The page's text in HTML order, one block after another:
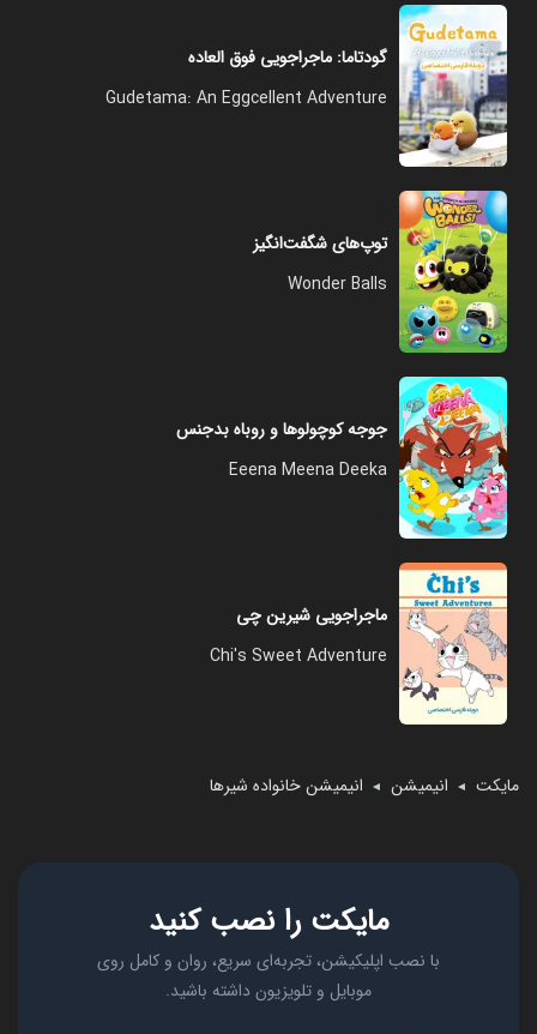
گودتاما: ماجراجویی فوق العاده
Gudetama: An Eggcellent Adventure
توپ‌های شگفت‌انگیز
Wonder Balls
جوجه کوچولوها و روباه بدجنس
Eeena Meena Deeka
ماجراجویی شیرین چی
Chi's Sweet Adventure
مایکت ◄ انیمیشن ◄ انیمیشن خانواده شیرها
مایکت را نصب کنید
با نصب اپلیکیشن، تجربه‌ای سریع، روان و کامل روی
موبایل و تلویزیون داشته باشید.